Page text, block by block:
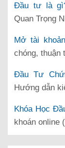
Đầu tư là
Quan Trọng
Mở tài
chóng, thuận
Đầu Tư
Hướng dẫn
Khóa Học
khoán online